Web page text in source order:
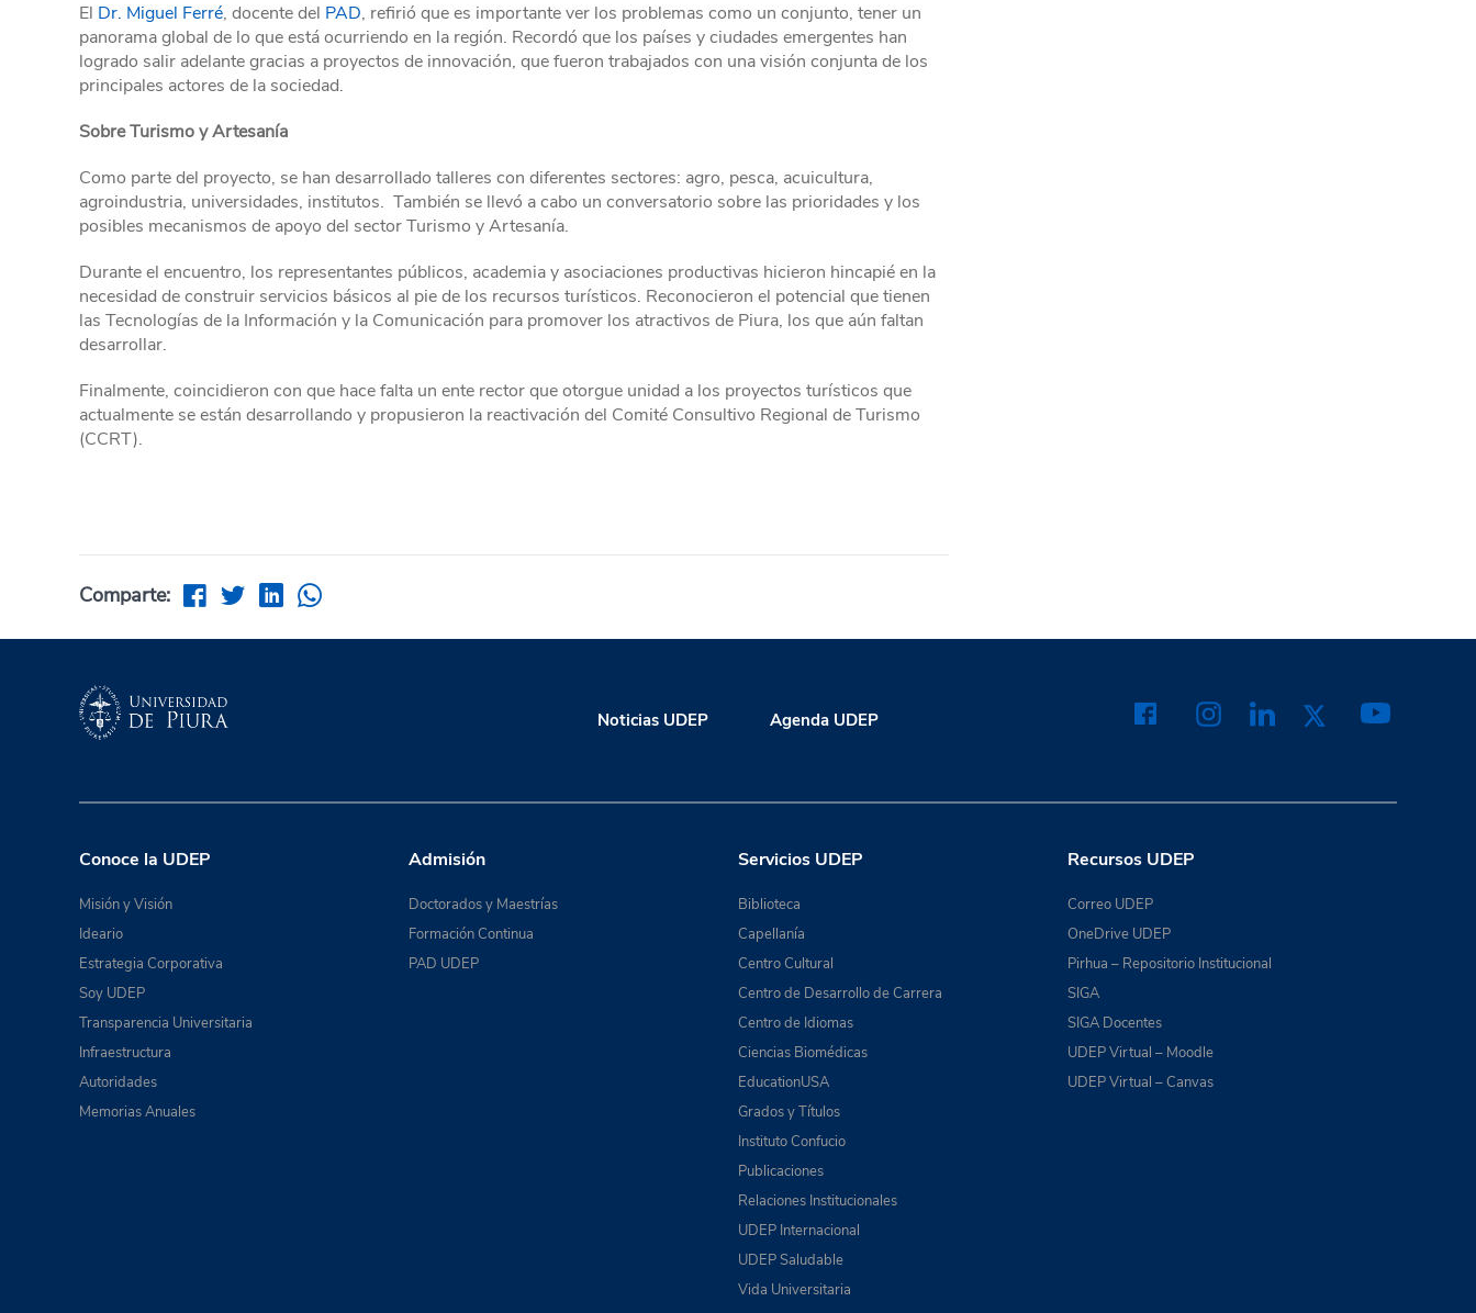
El Dr. Miguel Ferré, docente del PAD, refirió que es importante ver los problemas como un conjunto, tener un
panorama global de lo que está ocurriendo en la región. Recordó que los países y ciudades emergentes han
logrado salir adelante gracias a proyectos de innovación, que fueron trabajados con una visión conjunta de los
principales actores de la sociedad.
Sobre Turismo y Artesanía
Como parte del proyecto, se han desarrollado talleres con diferentes sectores: agro, pesca, acuicultura,
agroindustria, universidades, institutos. También se llevó a cabo un conversatorio sobre las prioridades y los
posibles mecanismos de apoyo del sector Turismo y Artesanía.
Durante el encuentro, los representantes públicos, academia y asociaciones productivas hicieron hincapié en la
necesidad de construir servicios básicos al pie de los recursos turísticos. Reconocieron el potencial que tienen
las Tecnologías de la Información y la Comunicación para promover los atractivos de Piura, los que aún faltan
desarrollar.
Finalmente, coincidieron con que hace falta un ente rector que otorgue unidad a los proyectos turísticos que
actualmente se están desarrollando y propusieron la reactivación del Comité Consultivo Regional de Turismo
(CCRT).
Comparte:
Noticias UDEP Agenda UDEP
Conoce la UDEP
Misión y Visión
Ideario
Estrategia Corporativa
Soy UDEP
Transparencia Universitaria
Infraestructura
Autoridades
Memorias Anuales
Admisión
Doctorados y Maestrías
Formación Continua
PAD UDEP
Servicios UDEP
Biblioteca
Capellanía
Centro Cultural
Centro de Desarrollo de Carrera
Centro de Idiomas
Ciencias Biomédicas
EducationUSA
Grados y Títulos
Instituto Confucio
Publicaciones
Relaciones Institucionales
UDEP Internacional
UDEP Saludable
Vida Universitaria
Recursos UDEP
Correo UDEP
OneDrive UDEP
Pirhua – Repositorio Institucional
SIGA
SIGA Docentes
UDEP Virtual – Moodle
UDEP Virtual – Canvas